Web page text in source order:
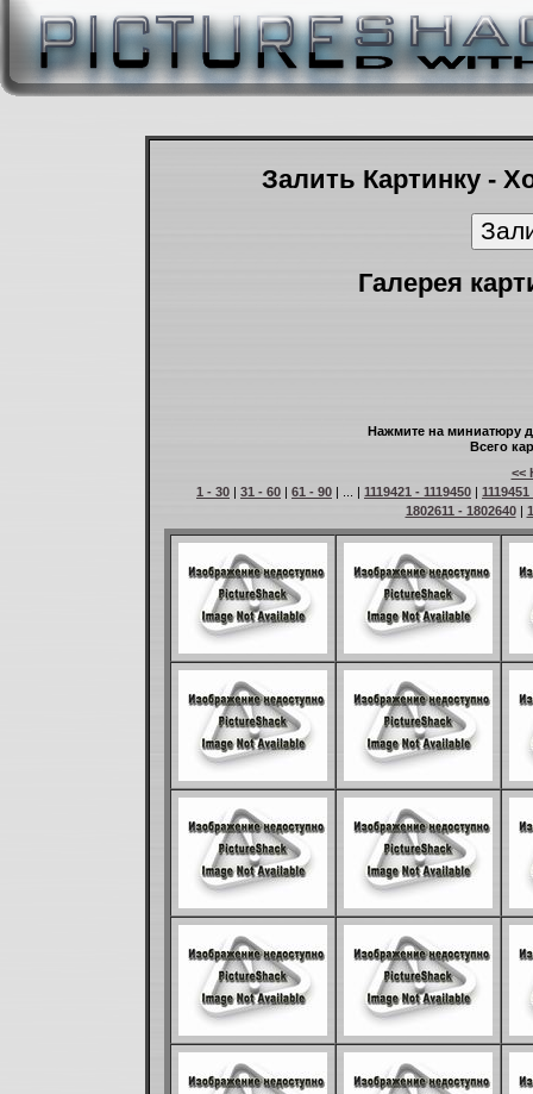
Залить Картинку -
Галерея
Нажмите на миниатюру
Всего
<<
1 - 30 | 31 - 60 | 61 - 90 | ... | 1119421 - 1119450 | 1119451
1802611 - 1802640|